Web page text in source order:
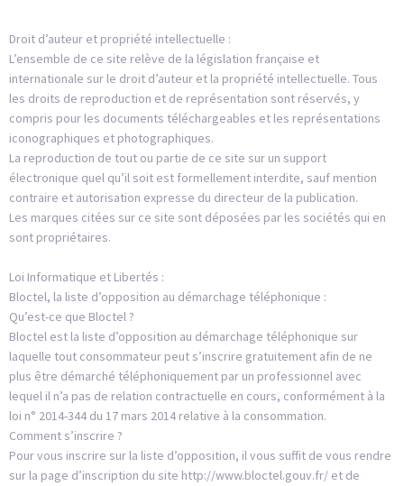
Droit d’auteur et propriété intellectuelle :
L’ensemble de ce site relève de la législation française et
internationale sur le droit d’auteur et la propriété intellectuelle. Tous
les droits de reproduction et de représentation sont réservés, y
compris pour les documents téléchargeables et les représentations
iconographiques et photographiques.
La reproduction de tout ou partie de ce site sur un support
électronique quel qu’il soit est formellement interdite, sauf mention
contraire et autorisation expresse du directeur de la publication.
Les marques citées sur ce site sont déposées par les sociétés qui en
sont propriétaires.
Loi Informatique et Libertés :
Bloctel, la liste d’opposition au démarchage téléphonique :
Qu’est-ce que Bloctel ?
Bloctel est la liste d’opposition au démarchage téléphonique sur
laquelle tout consommateur peut s’inscrire gratuitement afin de ne
plus être démarché téléphoniquement par un professionnel avec
lequel il n’a pas de relation contractuelle en cours, conformément à la
loi n° 2014-344 du 17 mars 2014 relative à la consommation.
Comment s’inscrire ?
Pour vous inscrire sur la liste d’opposition, il vous suffit de vous rendre
sur la page d’inscription du site http://www.bloctel.gouv.fr/ et de